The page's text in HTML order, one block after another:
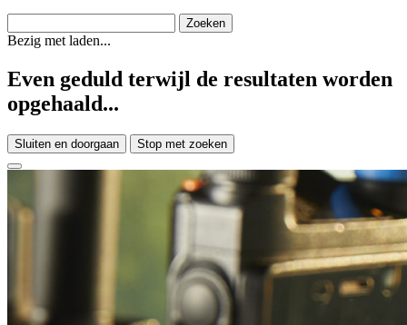
Bezig met laden...
Even geduld terwijl de resultaten worden
opgehaald...
Sluiten en doorgaan Stop met zoeken